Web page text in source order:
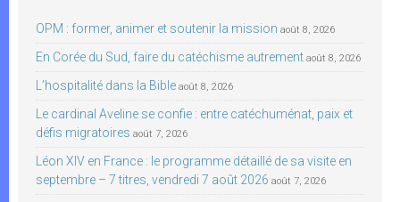
OPM : former, animer et soutenir la mission août 8, 2026
En Corée du Sud, faire du catéchisme autrement août 8, 2026
L’hospitalité dans la Bible août 8, 2026
Le cardinal Aveline se confie : entre catéchuménat, paix et
défis migratoires août 7, 2026
Léon XIV en France : le programme détaillé de sa visite en
septembre – 7 titres, vendredi 7 août 2026 août 7, 2026